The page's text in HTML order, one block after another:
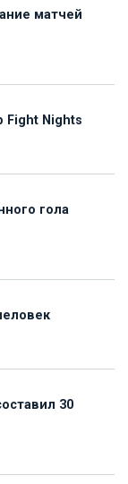
матчей
Fight Nights
гола
30